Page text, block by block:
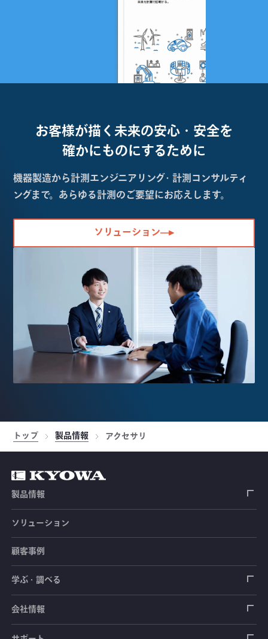
お客様が描く未来の安心・安全を
確かにものにするために
機器製造から計測エンジニアリング・計測コンサルティ
ングまで。あらゆる計測のご要望にお応えします。
ソリューション
トップ 製品情報 アクセサリ
製品情報
ひずみゲージ
センサ（変換器）
ロードセル
加速度センサ
圧力センサ
土木建築用センサ
荷重計
土圧計
自動車用センサ
ソリューション
顧客事例
学ぶ・調べる
ひずみゲージ
会社情報